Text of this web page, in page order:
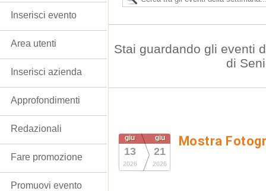
Stai guardando gli eventi
di
giu
13
2026
giu
21
2026
Mostra
Inserisci evento
Area utenti
Inserisci azienda
Approfondimenti
Redazionali
Fare promozione
Promuovi evento